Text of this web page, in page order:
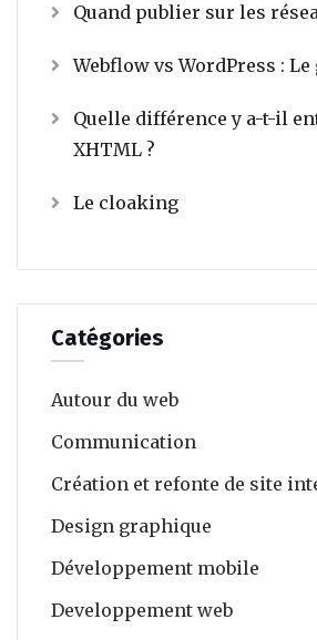
Quand publier sur les
Webflow vs WordPress :
Quelle différence y a-t-il
XHTML ?
Le cloaking
Catégories
Autour du web
Communication
Création et refonte de site
Design graphique
Développement mobile
Developpement web